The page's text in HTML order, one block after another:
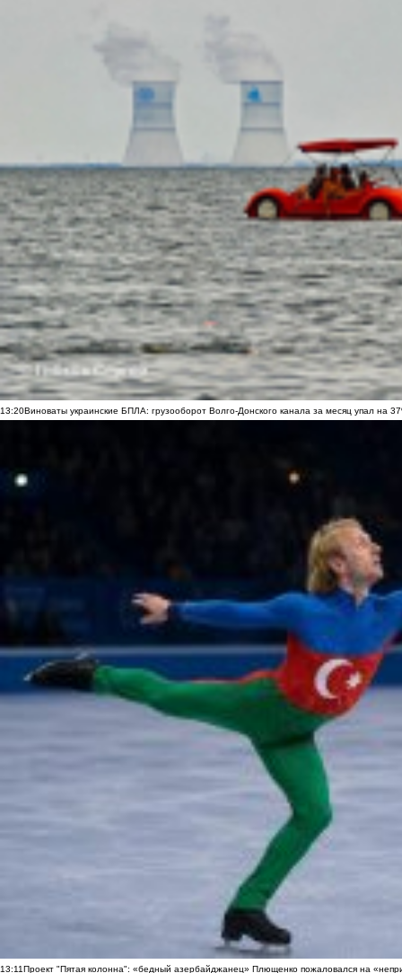
13:20Виноваты украинские БПЛА: грузооборот Волго-Донского канала за месяц упал на
13:11Проект "Пятая колонна": «бедный азербайджанец» Плющенко пожаловался на